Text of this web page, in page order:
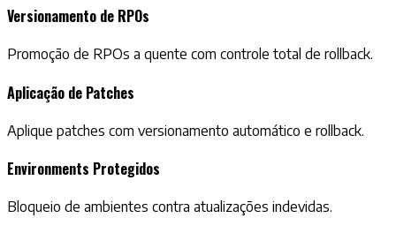
Versionamento de RPOs
Promoção de RPOs a quente com controle total de rollback.
Aplicação de Patches
Aplique patches com versionamento automático e rollback.
Environments Protegidos
Bloqueio de ambientes contra atualizações indevidas.